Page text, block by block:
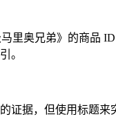
奥兄弟》的商品
。
证据，但使用标题